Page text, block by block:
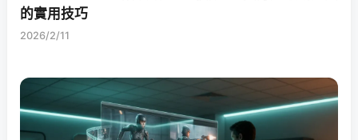
的實用技巧
2026/2/11